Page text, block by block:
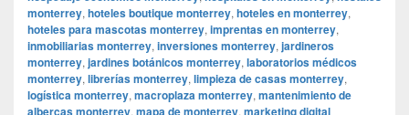
monterrey, hoteles boutique monterrey, hoteles en monterrey,
hoteles para mascotas monterrey, imprentas en monterrey,
inmobiliarias monterrey, inversiones monterrey, jardineros
monterrey, jardines botánicos monterrey, laboratorios médicos
monterrey, librerías monterrey, limpieza de casas monterrey,
logística monterrey, macroplaza monterrey, mantenimiento de
albercas monterrey, mapa de monterrey, marketing digital